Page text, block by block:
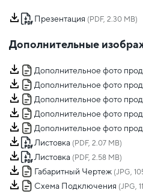
Презентация (PDF, 2.30 MB)
Дополнительные
Дополнительное фото
Дополнительное фото
Дополнительное фото
Дополнительное фото
Дополнительное фото
Листовка (PDF, 2.07 MB)
Листовка (PDF, 2.58 MB)
Габаритный Чертеж (JPG,
Схема Подключения (JPG,